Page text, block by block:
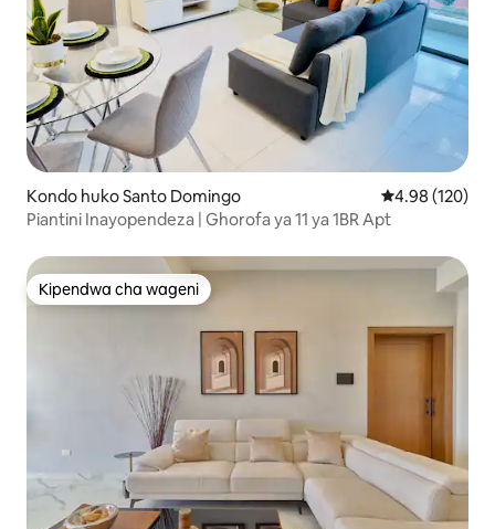
Kondo huko Santo Domingo Ukadiriaji wa
4.98 (120)
Piantini Inayopendeza | Ghorofa ya 11 ya 1BR Apt
Kipendwa cha wageni
Kipendwa cha wageni